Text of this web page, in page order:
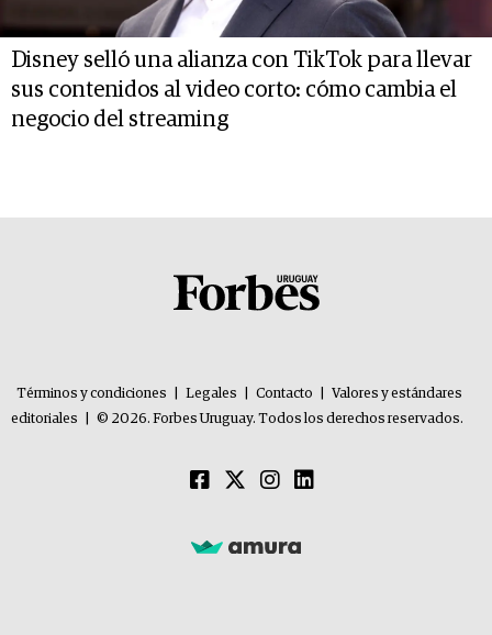
Disney selló una alianza con TikTok para llevar
sus contenidos al video corto: cómo cambia el
negocio del streaming
Términos y condiciones Legales Contacto
Valores y estándares
editoriales
© 2026. Forbes Uruguay. Todos los derechos reservados.